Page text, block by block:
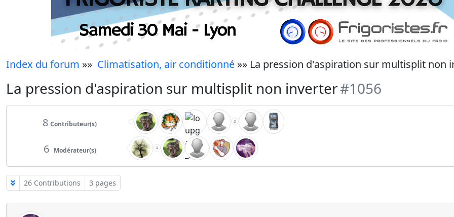
Index du forum »» Climatisation, air conditionné »» La pression d'aspiration sur multisplit non
La pression d'aspiration sur multisplit non inverter#1056
8 Contributeur(s)
6 Modérateur(s)
26 Contributions 3 pages